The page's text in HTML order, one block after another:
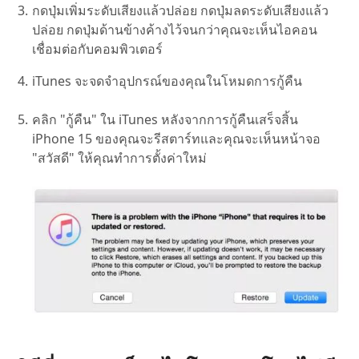
กดปุ่มเพิ่มระดับเสียงแล้วปล่อย กดปุ่มลดระดับเสียงแล้ว
ปล่อย กดปุ่มด้านข้างค้างไว้จนกว่าคุณจะเห็นไอคอน
เชื่อมต่อกับคอมพิวเตอร์
iTunes จะจดจำอุปกรณ์ของคุณในโหมดการกู้คืน
คลิก "กู้คืน" ใน iTunes หลังจากการกู้คืนเสร็จสิ้น
iPhone 15 ของคุณจะรีสตาร์ทและคุณจะเห็นหน้าจอ
"สวัสดี" ให้คุณทำการตั้งค่าใหม่